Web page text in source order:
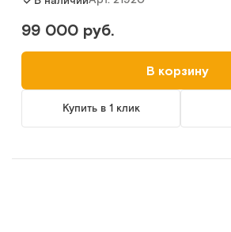
99 000 руб.
В корзину
Купить в 1 клик